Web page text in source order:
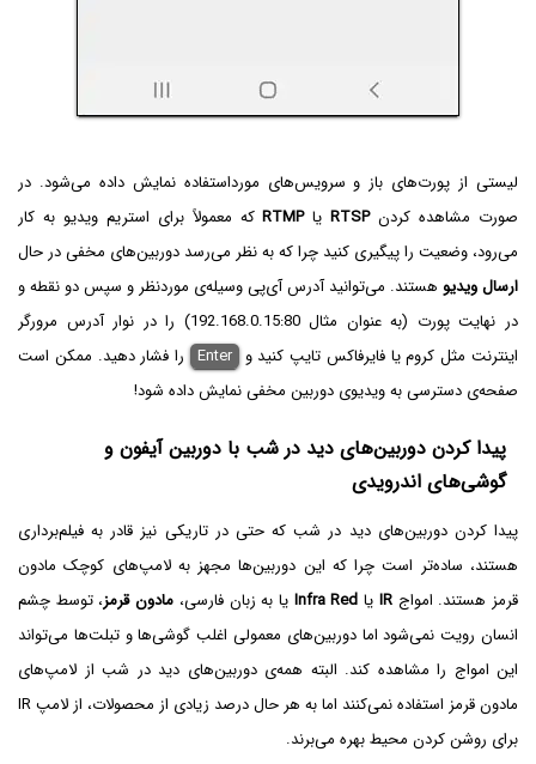
لیستی از پورت‌های باز و سرویس‌های مورداستفاده نمایش داده می‌شود. در
صورت مشاهده کردنRTSPیاRTMPکه معمولاً برای استریم ویدیو به کار
می‌رود، وضعیت را پیگیری کنید چرا که به نظر می‌رسد دوربین‌های مخفی در حال
ارسال ویدیو هستند. می‌توانید آدرس آی‌پی وسیله‌ی موردنظر و سپس دو نقطه و
در نهایت پورت (به عنوان مثال 192.168.0.15:80) را در نوار آدرس مرورگر
اینترنت مثل کروم یا فایرفاکس تایپ کنید و Enter را فشار دهید. ممکن است
صفحه‌ی دسترسی به ویدیوی دوربین مخفی نمایش داده شود!
پیدا کردن دوربین‌های دید در شب با دوربین آیفون و
گوشی‌های اندرویدی
پیدا کردن دوربین‌های دید در شب که حتی در تاریکی نیز قادر به فیلم‌برداری
هستند، ساده‌تر است چرا که این دوربین‌ها مجهز به لامپ‌های کوچک مادون
قرمز هستند. امواجIR یا Infra Red یا به زبان فارسی، مادون قرمز، توسط چشم
انسان رویت نمی‌شود اما دوربین‌های معمولی اغلب گوشی‌ها و تبلت‌ها می‌تواند
این امواج را مشاهده کند. البته همه‌ی دوربین‌های دید در شب از لامپ‌های
مادون قرمز استفاده نمی‌کنند اما به هر حال درصد زیادی از محصولات، از لامپ IR
برای روشن کردن محیط بهره می‌برند.